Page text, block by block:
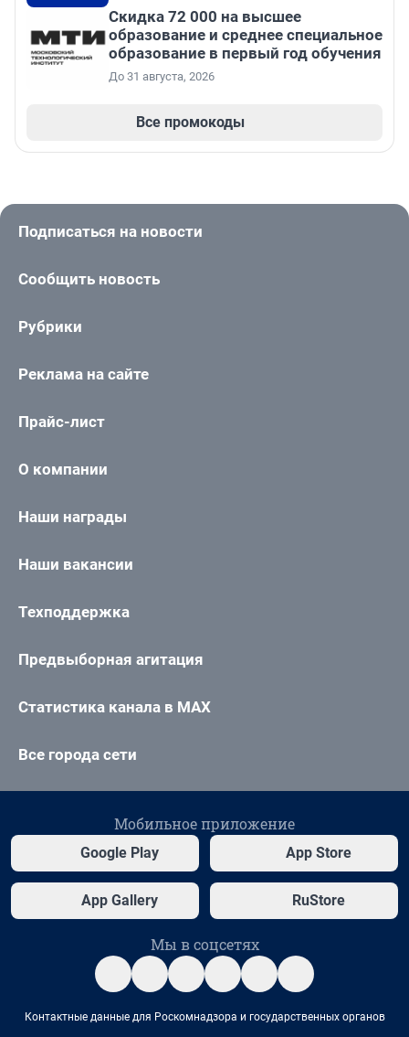
Скидка 72 000 на высшее
образование и среднее специальное
образование в первый год обучения
До 31 августа, 2026
Все промокоды
Подписаться на новости
Сообщить новость
Рубрики
Реклама на сайте
Прайс-лист
О компании
Наши награды
Наши вакансии
Техподдержка
Предвыборная агитация
Статистика канала в MAX
Все города сети
Мобильное приложение
Google Play App Store
App Gallery RuStore
Мы в соцсетях
Контактные данные для Роскомнадзора и государственных органов